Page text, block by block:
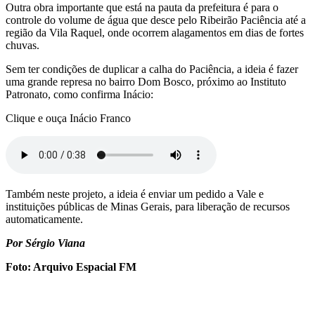
Outra obra importante que está na pauta da prefeitura é para o
controle do volume de água que desce pelo Ribeirão Paciência até a
região da Vila Raquel, onde ocorrem alagamentos em dias de fortes
chuvas.
Sem ter condições de duplicar a calha do Paciência, a ideia é fazer
uma grande represa no bairro Dom Bosco, próximo ao Instituto
Patronato, como confirma Inácio:
Clique e ouça Inácio Franco
Também neste projeto, a ideia é enviar um pedido a Vale e
instituições públicas de Minas Gerais, para liberação de recursos
automaticamente.
Por Sérgio Viana
Foto: Arquivo Espacial FM